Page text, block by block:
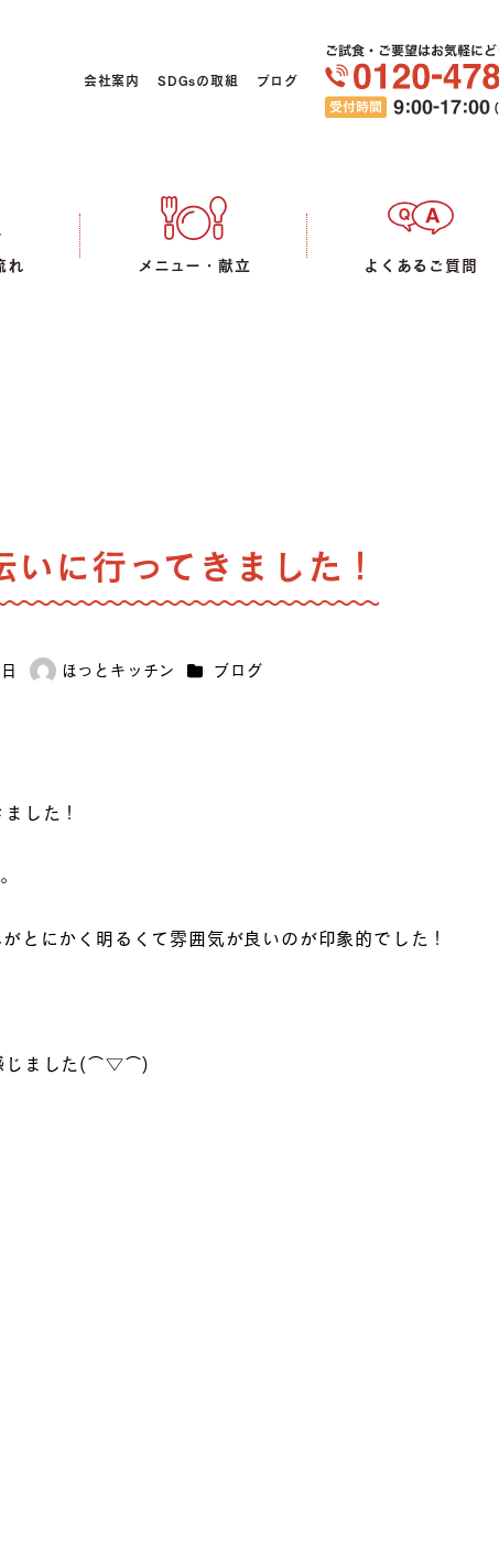
会社案内 SDGsの取組 ブログ
れ メニュー・献立 よくあるご質問
に行ってきました！
著
ほっとキッチン カテゴリー
ブログ
した！
とにかく明るくて雰囲気が良いのが印象的でした！
感じました(⌒▽⌒)